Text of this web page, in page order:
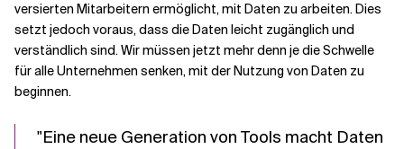
versierten Mitarbeitern ermöglicht, mit Daten zu arbeiten. Dies
setzt jedoch voraus, dass die Daten leicht zugänglich und
verständlich sind. Wir müssen jetzt mehr denn je die Schwelle
für alle Unternehmen senken, mit der Nutzung von Daten zu
beginnen.
"Eine neue Generation von Tools macht Daten